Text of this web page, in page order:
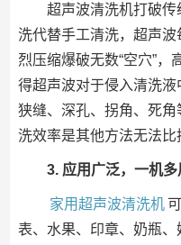
超声波清洗机打破
洗代替手工清洗，超声
烈压缩爆破无数“空穴”
得超声波对于侵入清洗液
狭缝、深孔、拐角、死
洗效率是其他方法无法比
3. 应用广泛，一机多
家用超声波清洗机
表、水果、印章、奶瓶